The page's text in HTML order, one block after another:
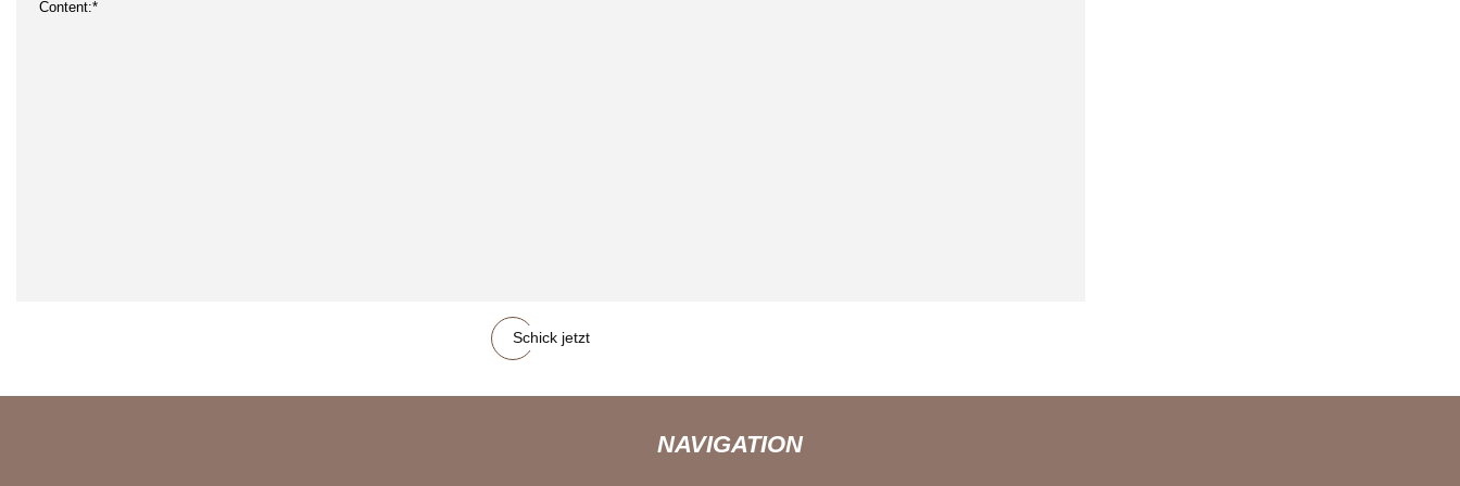
Schick jetzt
NAVIGATION